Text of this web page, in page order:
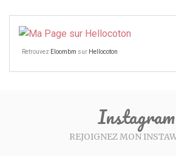
Retrouvez Eloombm sur Hellocoton
Instagram
REJOIGNEZ MON